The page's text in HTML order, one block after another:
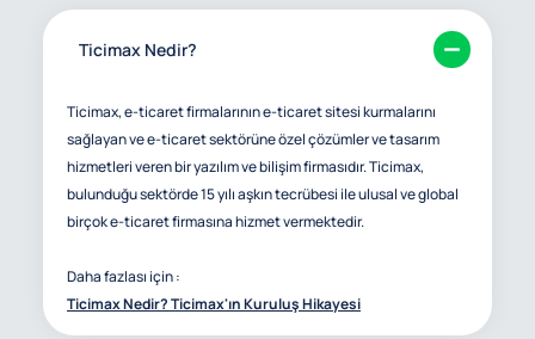
Ticimax Nedir?
Ticimax, e-ticaret firmalarının e-ticaret sitesi kurmalarını
sağlayan ve e-ticaret sektörüne özel çözümler ve tasarım
hizmetleri veren bir yazılım ve bilişim firmasıdır. Ticimax,
bulunduğu sektörde 15 yılı aşkın tecrübesi ile ulusal ve global
birçok e-ticaret firmasına hizmet vermektedir.
Daha fazlası için :
Ticimax Nedir? Ticimax'ın Kuruluş Hikayesi